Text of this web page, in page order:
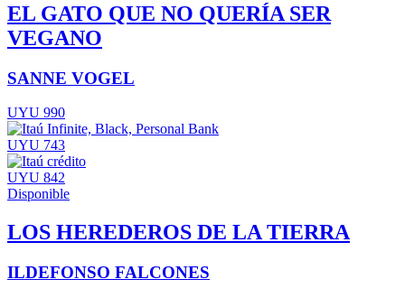
EL GATO QUE NO QUERÍA SER
VEGANO
SANNE VOGEL
UYU 990
UYU 743
UYU 842
Disponible
LOS HEREDEROS DE LA TIERRA
ILDEFONSO FALCONES